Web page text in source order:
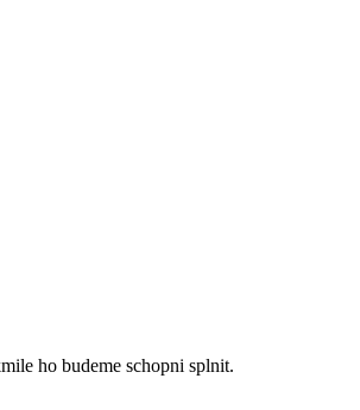
ho budeme schopni splnit.